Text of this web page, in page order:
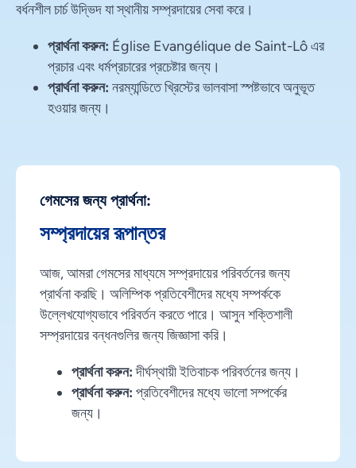
বর্ধনশীল চার্চ উদ্ভিদ যা স্থানীয় সম্প্রদায়ের সেবা করে।
প্রার্থনা করুন: Église Evangélique de Saint-Lô এর
প্রচার এবং ধর্মপ্রচারের প্রচেষ্টার জন্য।
প্রার্থনা করুন: নরম্যান্ডিতে খ্রিস্টের ভালবাসা স্পষ্টভাবে অনুভূত
হওয়ার জন্য।
গেমসের জন্য প্রার্থনা:
সম্প্রদায়ের রূপান্তর
আজ, আমরা গেমসের মাধ্যমে সম্প্রদায়ের পরিবর্তনের জন্য
প্রার্থনা করছি। অলিম্পিক প্রতিবেশীদের মধ্যে সম্পর্ককে
উল্লেখযোগ্যভাবে পরিবর্তন করতে পারে। আসুন শক্তিশালী
সম্প্রদায়ের বন্ধনগুলির জন্য জিজ্ঞাসা করি।
প্রার্থনা করুন:দীর্ঘস্থায়ী ইতিবাচক পরিবর্তনের জন্য।
প্রার্থনা করুন: প্রতিবেশীদের মধ্যে ভালো সম্পর্কের
জন্য।